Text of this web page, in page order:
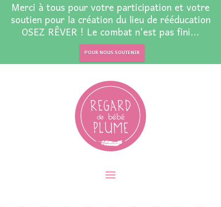
Merci à tous pour votre participation et votre
soutien pour la création du lieu de rééducation
OSEZ RÊVER ! Le combat n'est pas fini...
POUR NOUS SOUTENIR